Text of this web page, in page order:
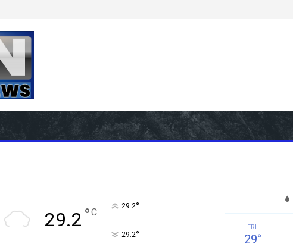
29.2 °C
29.2°
29.2°
FRI
29°